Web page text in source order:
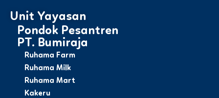
Unit Yayasan
Pondok Pesantren
PT. Bumiraja
Ruhama Farm
Ruhama Milk
Ruhama Mart
Kakeru